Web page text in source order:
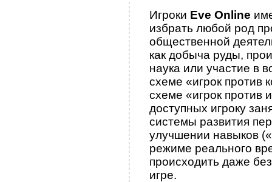
Игроки Eve Online
избрать любой род
общественной
как добыча руды,
наука или участие в
схеме «игрок против
схеме «игрок против
доступных игроку
системы развития
улучшении навыков
режиме реального
происходить даже
игре.